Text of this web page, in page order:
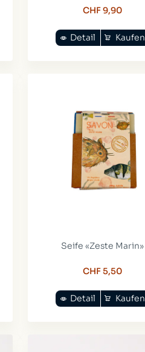
CHF 9,90
Kaufen
Detail
Seife «Zeste Marin»
CHF 5,50
Kaufen
Detail